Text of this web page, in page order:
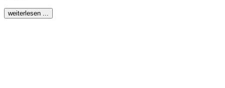
weiterlesen ...